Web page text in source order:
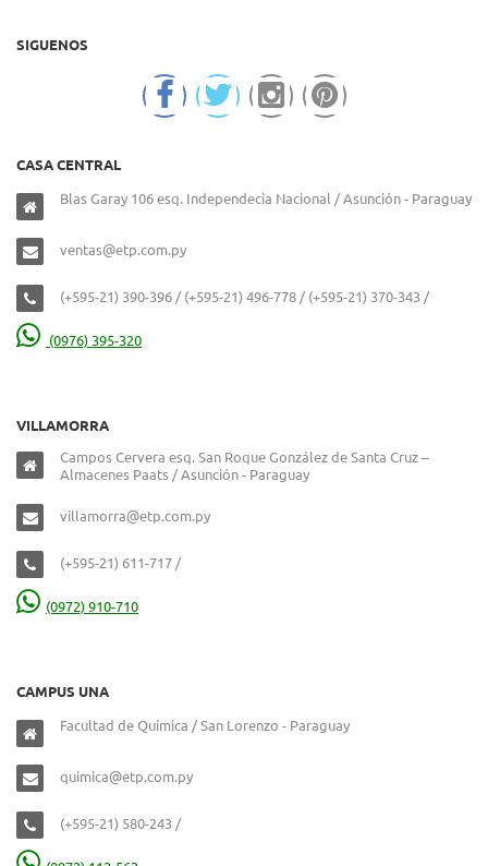
SIGUENOS
CASA CENTRAL
Blas Garay 106 esq. Independecia Nacional / Asunción - Paraguay
ventas@etp.com.py
(+595-21) 390-396 / (+595-21) 496-778 / (+595-21) 370-343 /
(0976) 395-320
VILLAMORRA
Campos Cervera esq. San Roque González de Santa Cruz –
Almacenes Paats / Asunción - Paraguay
villamorra@etp.com.py
(+595-21) 611-717 /
(0972) 910-710
CAMPUS UNA
Facultad de Química / San Lorenzo - Paraguay
quimica@etp.com.py
(+595-21) 580-243 /